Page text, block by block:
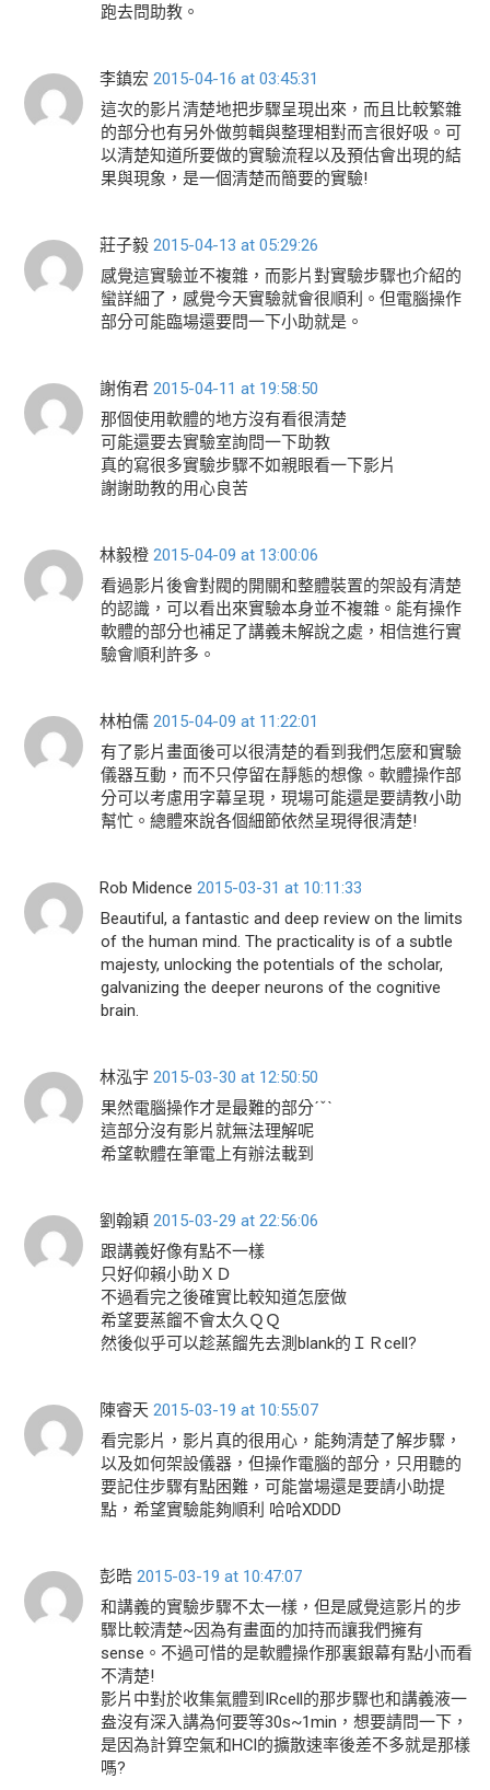
跑去問助教。
李鎮宏 2015-04-16 at 03:45:31
這次的影片清楚地把步驟呈現出來，而且比較繁雜
的部分也有另外做剪輯與整理相對而言很好吸。可
以清楚知道所要做的實驗流程以及預估會出現的結
果與現象，是一個清楚而簡要的實驗!
莊子毅 2015-04-13 at 05:29:26
感覺這實驗並不複雜，而影片對實驗步驟也介紹的
蠻詳細了，感覺今天實驗就會很順利。但電腦操作
部分可能臨場還要問一下小助就是。
謝侑君 2015-04-11 at 19:58:50
那個使用軟體的地方沒有看很清楚
可能還要去實驗室詢問一下助教
真的寫很多實驗步驟不如親眼看一下影片
謝謝助教的用心良苦
林毅橙 2015-04-09 at 13:00:06
看過影片後會對閥的開關和整體裝置的架設有清楚
的認識，可以看出來實驗本身並不複雜。能有操作
軟體的部分也補足了講義未解說之處，相信進行實
驗會順利許多。
林柏儒 2015-04-09 at 11:22:01
有了影片畫面後可以很清楚的看到我們怎麼和實驗
儀器互動，而不只停留在靜態的想像。軟體操作部
分可以考慮用字幕呈現，現場可能還是要請教小助
幫忙。總體來說各個細節依然呈現得很清楚!
Rob Midence 2015-03-31 at 10:11:33
Beautiful, a fantastic and deep review on the limits
of the human mind. The practicality is of a subtle
majesty, unlocking the potentials of the scholar,
galvanizing the deeper neurons of the cognitive
brain.
林泓宇 2015-03-30 at 12:50:50
果然電腦操作才是最難的部分ˊˇˋ
這部分沒有影片就無法理解呢
希望軟體在筆電上有辦法載到
劉翰穎 2015-03-29 at 22:56:06
跟講義好像有點不一樣
只好仰賴小助ＸＤ
不過看完之後確實比較知道怎麼做
希望要蒸餾不會太久ＱＱ
然後似乎可以趁蒸餾先去測blank的ＩＲcell?
陳睿天 2015-03-19 at 10:55:07
看完影片，影片真的很用心，能夠清楚了解步驟，
以及如何架設儀器，但操作電腦的部分，只用聽的
要記住步驟有點困難，可能當場還是要請小助提
點，希望實驗能夠順利 哈哈XDDD
彭晧 2015-03-19 at 10:47:07
和講義的實驗步驟不太一樣，但是感覺這影片的步
驟比較清楚~因為有畫面的加持而讓我們擁有
sense。不過可惜的是軟體操作那裏銀幕有點小而看
不清楚!
影片中對於收集氣體到IRcell的那步驟也和講義液一
盎沒有深入講為何要等30s~1min，想要請問一下，
是因為計算空氣和HCl的擴散速率後差不多就是那樣
嗎?